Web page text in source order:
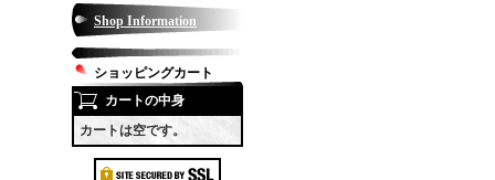
Shop Information
ショッピングカート
カートの中身
カートは空です。